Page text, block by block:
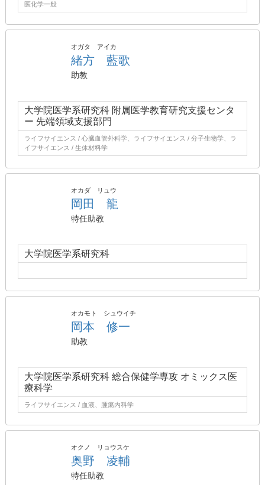
医化学一般
オガタ アイカ
緒方 藍歌
助教
大学院医学系研究科 附属医学教育研究支援センタ
ー 先端領域支援部門
ライフサイエンス / 心臓血管外科学、ライフサイエンス / 分子生物学、ラ
イフサイエンス / 生体材料学
オカダ リュウ
岡田 龍
特任助教
大学院医学系研究科
オカモト シュウイチ
岡本 修一
助教
大学院医学系研究科 総合保健学専攻 オミックス医
療科学
ライフサイエンス / 血液、腫瘍内科学
オクノ リョウスケ
奥野 凌輔
特任助教